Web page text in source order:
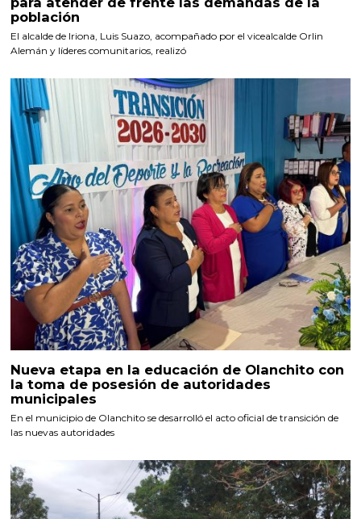
población
El alcalde de Iriona, Luis Suazo, acompañado por el vicealcalde Orlin
Alemán y líderes comunitarios, realizó
Nueva etapa en la educación de Olanchito con
la toma de posesión de autoridades
municipales
En el municipio de Olanchito se desarrolló el acto oficial de transición de
las nuevas autoridades